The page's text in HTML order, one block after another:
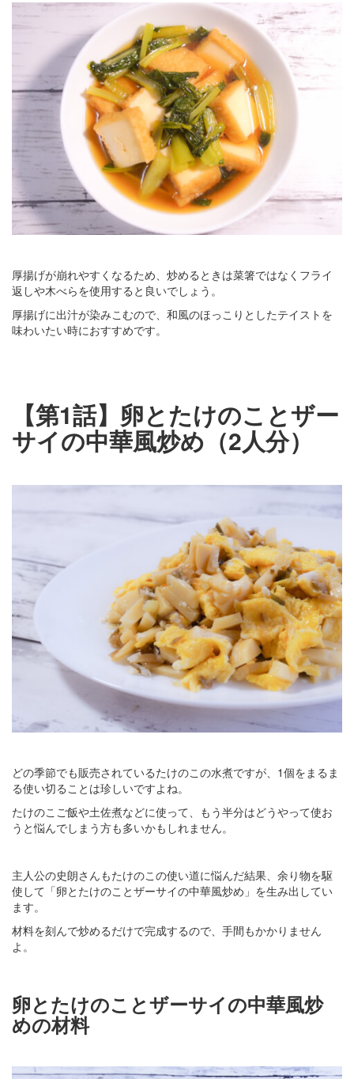
厚揚げが崩れやすくなるため、炒めるときは菜箸ではなくフライ
返しや木べらを使用すると良いでしょう。
厚揚げに出汁が染みこむので、和風のほっこりとしたテイストを
味わいたい時におすすめです。
【第1話】卵とたけのことザー
サイの中華風炒め（2人分）
どの季節でも販売されているたけのこの水煮ですが、1個をまるま
る使い切ることは珍しいですよね。
たけのこご飯や土佐煮などに使って、もう半分はどうやって使お
うと悩んでしまう方も多いかもしれません。
主人公の史朗さんもたけのこの使い道に悩んだ結果、余り物を駆
使して「卵とたけのことザーサイの中華風炒め」を生み出してい
ます。
材料を刻んで炒めるだけで完成するので、手間もかかりません
よ。
卵とたけのことザーサイの中華風炒
めの材料